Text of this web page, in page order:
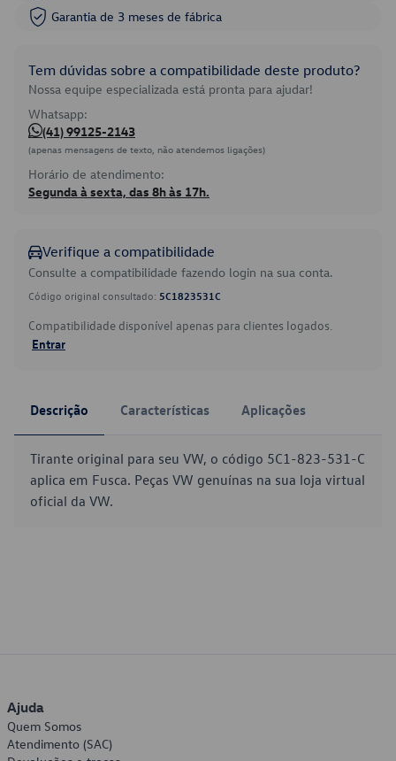
Garantia de 3 meses de fábrica
Tem dúvidas sobre a compatibilidade deste produto?
Nossa equipe especializada está pronta para ajudar!
Whatsapp:
(41) 99125-2143
(apenas mensagens de texto, não atendemos ligações)
Horário de atendimento:
Segunda à sexta, das 8h às 17h.
Verifique a compatibilidade
Consulte a compatibilidade fazendo login na sua conta.
Código original consultado: 5C1823531C
Compatibilidade disponível apenas para clientes logados.
Entrar
Descrição Características Aplicações
Tirante original para seu VW, o código 5C1-823-531-C
aplica em Fusca. Peças VW genuínas na sua loja virtual
oficial da VW.
Ajuda
Quem Somos
Atendimento (SAC)